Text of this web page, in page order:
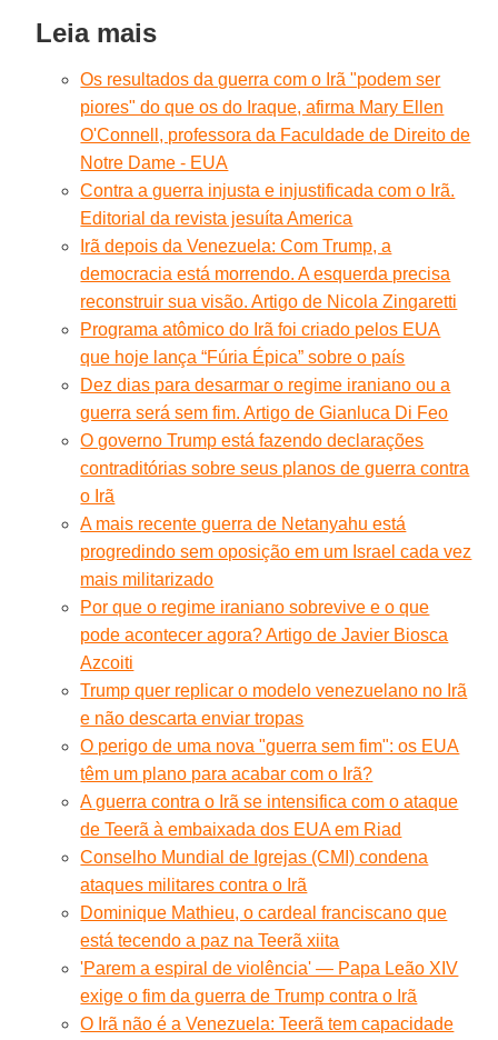
Leia mais
Os resultados da guerra com o Irã "podem ser
piores" do que os do Iraque, afirma Mary Ellen
O'Connell, professora da Faculdade de Direito de
Notre Dame - EUA
Contra a guerra injusta e injustificada com o Irã.
Editorial da revista jesuíta America
Irã depois da Venezuela: Com Trump, a
democracia está morrendo. A esquerda precisa
reconstruir sua visão. Artigo de Nicola Zingaretti
Programa atômico do Irã foi criado pelos EUA
que hoje lança “Fúria Épica” sobre o país
Dez dias para desarmar o regime iraniano ou a
guerra será sem fim. Artigo de Gianluca Di Feo
O governo Trump está fazendo declarações
contraditórias sobre seus planos de guerra contra
o Irã
A mais recente guerra de Netanyahu está
progredindo sem oposição em um Israel cada vez
mais militarizado
Por que o regime iraniano sobrevive e o que
pode acontecer agora? Artigo de Javier Biosca
Azcoiti
Trump quer replicar o modelo venezuelano no Irã
e não descarta enviar tropas
O perigo de uma nova "guerra sem fim": os EUA
têm um plano para acabar com o Irã?
A guerra contra o Irã se intensifica com o ataque
de Teerã à embaixada dos EUA em Riad
Conselho Mundial de Igrejas (CMI) condena
ataques militares contra o Irã
Dominique Mathieu, o cardeal franciscano que
está tecendo a paz na Teerã xiita
'Parem a espiral de violência' — Papa Leão XIV
exige o fim da guerra de Trump contra o Irã
O Irã não é a Venezuela: Teerã tem capacidade